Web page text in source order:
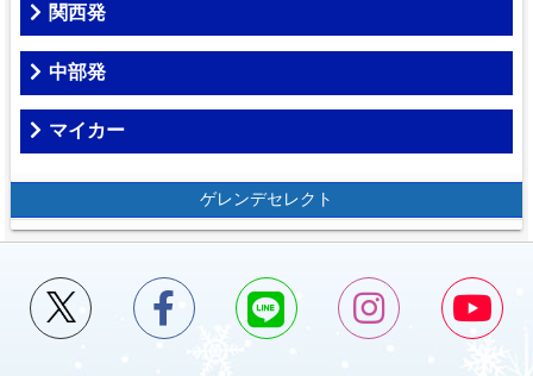
関西発
中部発
マイカー
ゲレンデセレクト